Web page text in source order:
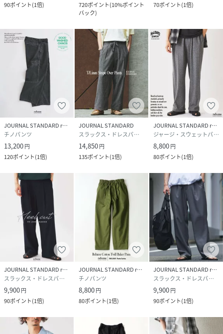
90ポイント(1倍)
720ポイント(10%ポイント
バック)
70ポイント(1倍)
JOURNAL STANDARD relume
チノパンツ
13,200円
120ポイント(1倍)
JOURNAL STANDARD
スラックス・ドレスパンツ
14,850円
135ポイント(1倍)
JOURNAL STANDARD relume
ジャージ・スウェットパンツ
8,800円
80ポイント(1倍)
JOURNAL STANDARD relume
スラックス・ドレスパンツ
9,900円
90ポイント(1倍)
JOURNAL STANDARD relume
チノパンツ
8,800円
80ポイント(1倍)
JOURNAL STANDARD relume
スラックス・ドレスパンツ
9,900円
90ポイント(1倍)